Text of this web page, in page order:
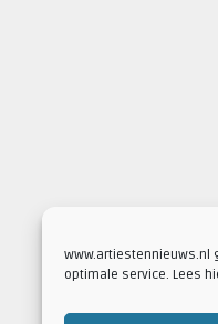
www.artiestennieuws.nl
optimale service. Lees